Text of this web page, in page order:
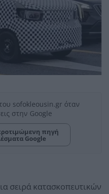
sofokleousin.gr όταν
στην Google
πηγή
Google
σειρά κατασκοπευτικών